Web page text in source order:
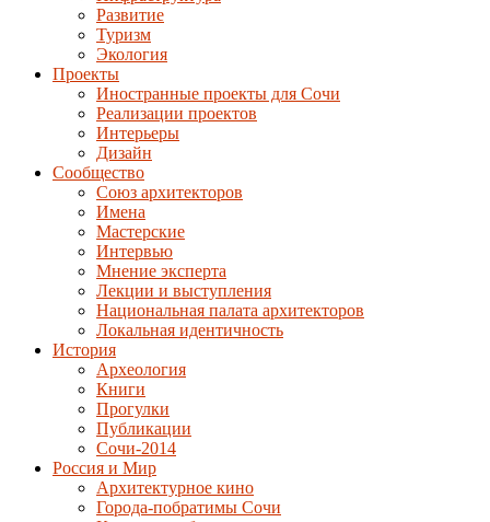
Развитие
Туризм
Экология
Проекты
Иностранные проекты для Сочи
Реализации проектов
Интерьеры
Дизайн
Сообщество
Союз архитекторов
Имена
Мастерские
Интервью
Мнение эксперта
Лекции и выступления
Национальная палата архитекторов
Локальная идентичность
История
Археология
Книги
Прогулки
Публикации
Сочи-2014
Россия и Мир
Архитектурное кино
Города-побратимы Сочи